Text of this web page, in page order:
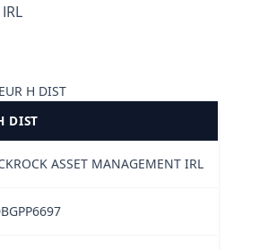
H DIST
DIST
ASSET MANAGEMENT IRL